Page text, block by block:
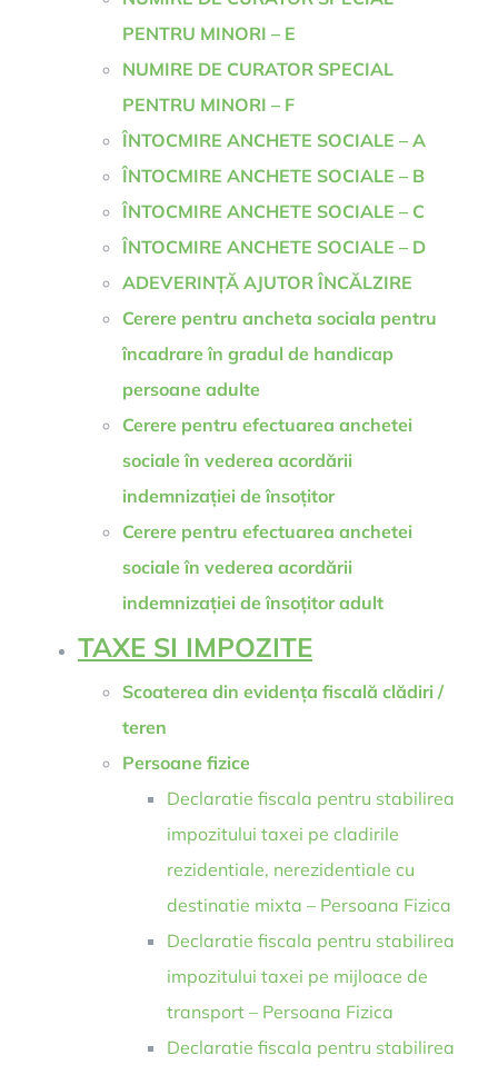
PENTRU MINORI – E
NUMIRE DE CURATOR SPECIAL
PENTRU MINORI – F
ÎNTOCMIRE ANCHETE SOCIALE – A
ÎNTOCMIRE ANCHETE SOCIALE – B
ÎNTOCMIRE ANCHETE SOCIALE – C
ÎNTOCMIRE ANCHETE SOCIALE – D
ADEVERINȚĂ AJUTOR ÎNCĂLZIRE
Cerere pentru ancheta sociala pentru
încadrare în gradul de handicap
persoane adulte
Cerere pentru efectuarea anchetei
sociale în vederea acordării
indemnizației de însoțitor
Cerere pentru efectuarea anchetei
sociale în vederea acordării
indemnizației de însoțitor adult
TAXE SI IMPOZITE
Scoaterea din evidența fiscală clădiri /
teren
Persoane fizice
Declaratie fiscala pentru stabilirea
impozitului taxei pe cladirile
rezidentiale, nerezidentiale cu
destinatie mixta – Persoana Fizica
Declaratie fiscala pentru stabilirea
impozitului taxei pe mijloace de
transport – Persoana Fizica
Declaratie fiscala pentru stabilirea